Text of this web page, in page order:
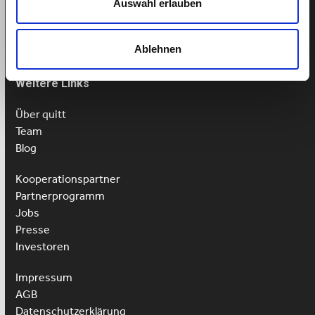
Auswahl erlauben
Ablehnen
Weitere Links
Über quitt
Team
Blog
Kooperationspartner
Partnerprogramm
Jobs
Presse
Investoren
Impressum
AGB
Datenschutzerklärung